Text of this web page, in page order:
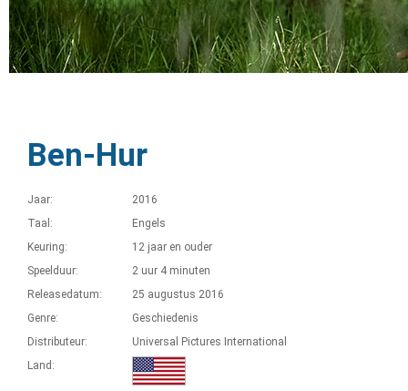
Ben-Hur
Jaar:
2016
Taal:
Engels
Keuring:
12 jaar en ouder
Speelduur:
2 uur 4 minuten
Releasedatum:
25 augustus 2016
Genre:
Geschiedenis
Distributeur:
Universal Pictures International
Land: